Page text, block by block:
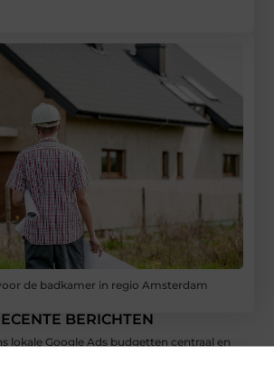
de badkamer in regio Amsterdam
BERICHTEN
lokale Google Ads budgetten centraal en